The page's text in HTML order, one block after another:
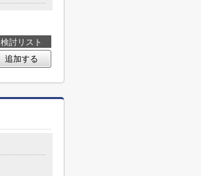
検討リスト
追加する